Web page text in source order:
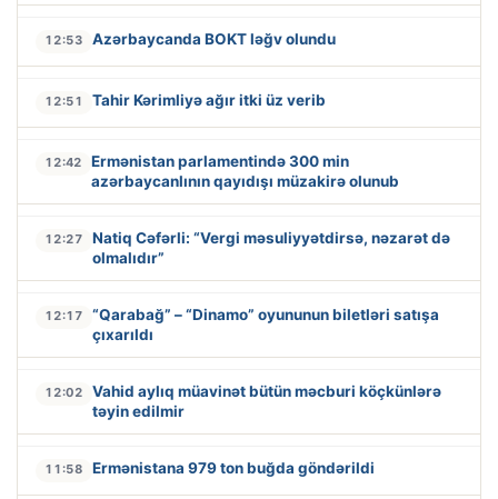
12:53 Azərbaycanda BOKT ləğv olundu
12:51 Tahir Kərimliyə ağır itki üz verib
12:42
Ermənistan parlamentində 300 min
azərbaycanlının qayıdışı müzakirə olunub
12:27
Natiq Cəfərli: “Vergi məsuliyyətdirsə, nəzarət də
olmalıdır”
12:17
“Qarabağ” – “Dinamo” oyununun biletləri satışa
çıxarıldı
12:02
Vahid aylıq müavinət bütün məcburi köçkünlərə
təyin edilmir
11:58 Ermənistana 979 ton buğda göndərildi